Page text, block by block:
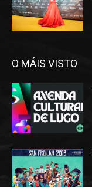
O MÁIS VISTO